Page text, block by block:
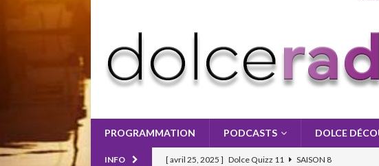
PROGRAMMATION PODCASTS DOLCE
INFO [ avril 25, 2025 ] Dolce Quizz 11 SAISON 8